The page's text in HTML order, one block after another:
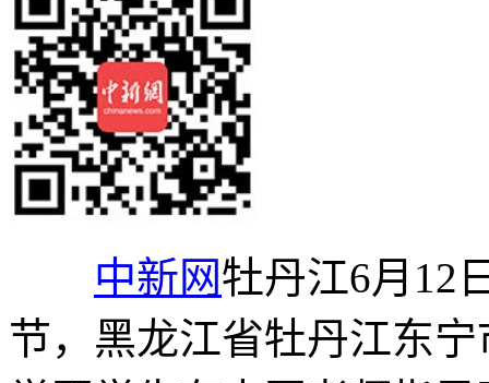
中新网牡丹江6月12
节，黑龙江省牡丹江东